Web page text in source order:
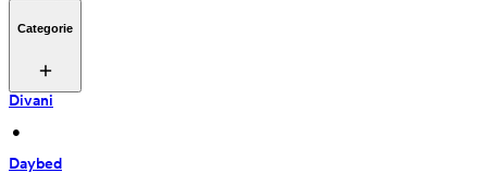
Categorie
Divani
•
Daybed